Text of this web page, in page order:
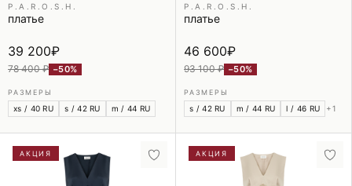
P.A.R.O.S.H.
платье
39 200₽
78 400 ₽ −50%
РАЗМЕРЫ
xs / 40 RU s / 42 RU m / 44 RU
P.A.R.O.S.H.
платье
46 600₽
93 100 ₽ −50%
РАЗМЕРЫ
s / 42 RU m / 44 RU l / 46 RU +1
АКЦИЯ АКЦИЯ